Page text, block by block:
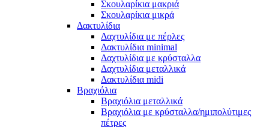
Σκουλαρίκια μακριά
Σκουλαρίκια μικρά
Δακτυλίδια
Δαχτυλίδια με πέρλες
Δακτυλίδια minimal
Δαχτυλίδια με κρύσταλλα
Δαχτυλίδια μεταλλικά
Δακτυλίδια midi
Βραχιόλια
Βραχιόλια μεταλλικά
Βραχιόλια με κρύσταλλα/ημιπολύτιμες
πέτρες